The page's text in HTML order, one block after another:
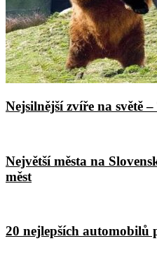
Nejsilnější zvíře na světě
Největší města na
měst
20 nejlepších automobilů